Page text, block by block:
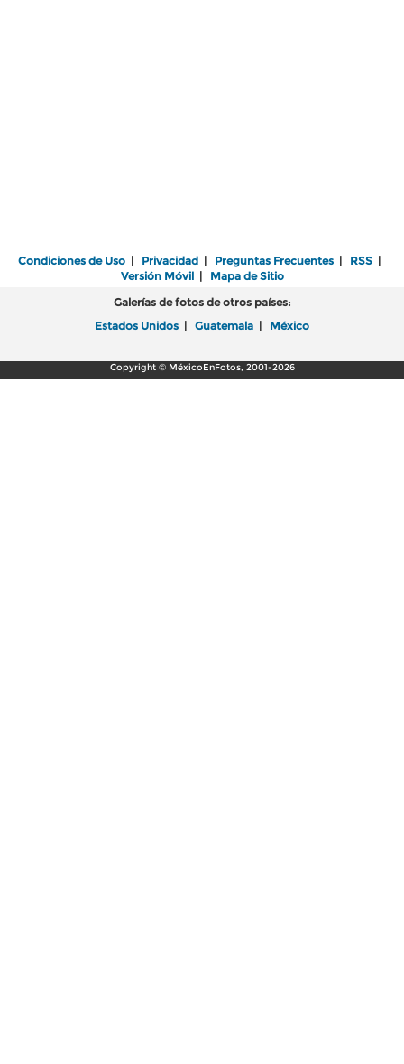
Condiciones de Uso | Privacidad | Preguntas Frecuentes | RSS |
Versión Móvil| Mapa de Sitio
Galerías de fotos de otros países:
Estados Unidos | Guatemala | México
Copyright © MéxicoEnFotos, 2001-2026